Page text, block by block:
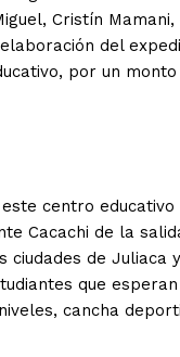
Cristín
del
por un
centro educativo
Cacachi de la
ciudades de Juliaca
que
cancha